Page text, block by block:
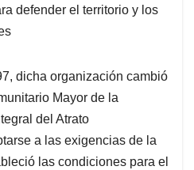
defender el territorio y los
dicha organización cambió
Mayor de la
del Atrato
a las exigencias de la
las condiciones para el